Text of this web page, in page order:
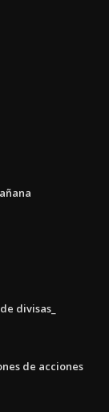
divisas_
de acciones